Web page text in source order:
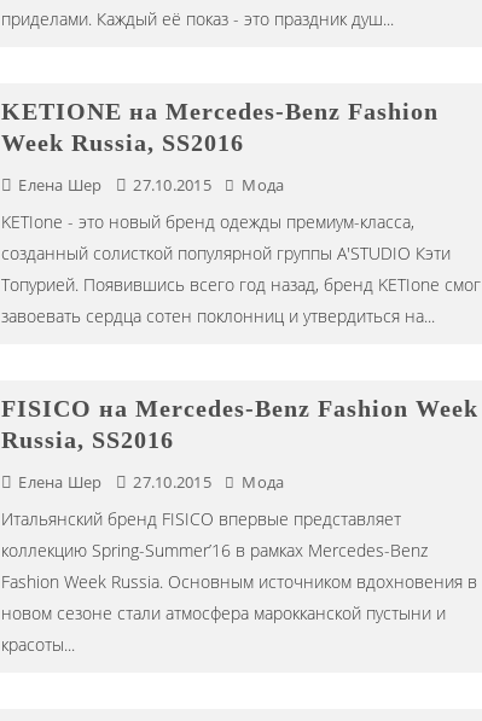
приделами. Каждый её показ - это праздник душ...
KETIONE на Mercedes-Benz Fashion
Week Russia, SS2016
Елена Шер 27.10.2015 Мода
KETIone - это новый бренд одежды премиум-класса,
созданный солисткой популярной группы A'STUDIO Кэти
Топурией. Появившись всего год назад, бренд KETIone смог
завоевать сердца сотен поклонниц и утвердиться на...
FISICO на Mercedes-Benz Fashion Week
Russia, SS2016
Елена Шер 27.10.2015 Мода
Итальянский бренд FISICO впервые представляет
коллекцию Spring-Summer’16 в рамках Mercedes-Benz
Fashion Week Russia. Основным источником вдохновения в
новом сезоне стали атмосфера марокканской пустыни и
красоты...